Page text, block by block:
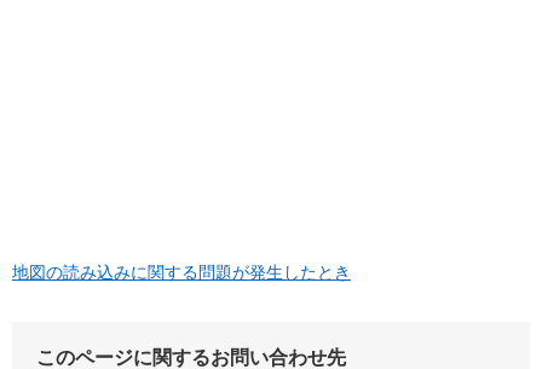
地図の読み込みに関する問題が発生したとき
このページに関するお問い合わせ先